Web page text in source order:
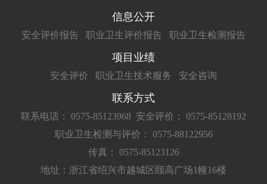
信息公开
安全评价报告 职业卫生评价报告 职业卫生检测报告
项目业绩
安全评价 职业卫生技术服务 安全咨询
联系方式
联系电话： 0575-85123968 安全评价： 0575-85128192
职业卫生检测与评价： 0575-88122956
传真： 0575-85123126
地址：浙江省绍兴市越城区颐高广场1幢16楼